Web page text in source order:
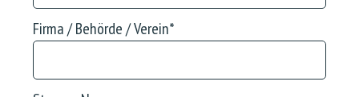
Firma / Behörde / Verein*